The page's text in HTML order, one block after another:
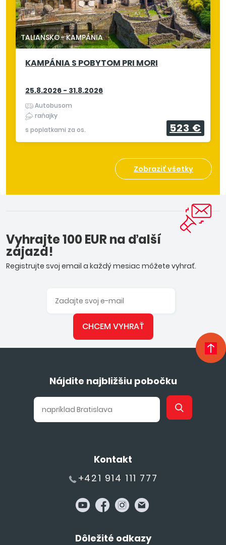
TALIANSKO-KAMPÁNIA
KAMPÁNIA S POBYTOM PRI MORI
25.8.2026 - 31.8.2026
Autobusom
raňajky
s poplatkami za os.
523 €
Zobraziť všetky
Vyhrajte 100 EUR na ďalší
zájazd!
Registrujte svoj email a každý mesiac môžete vyhrať.
CHCEM VYHRAŤ
Nájdite najbližšiu pobočku
Kontakt
+421 914 111 777
Dôležité odkazy